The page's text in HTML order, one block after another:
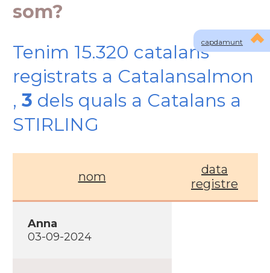
capdamunt
som?
Tenim 15.320 catalans
registrats a Catalansalmon
, 3 dels quals a Catalans a
STIRLING
nom
data
registre
Anna
03-09-2024